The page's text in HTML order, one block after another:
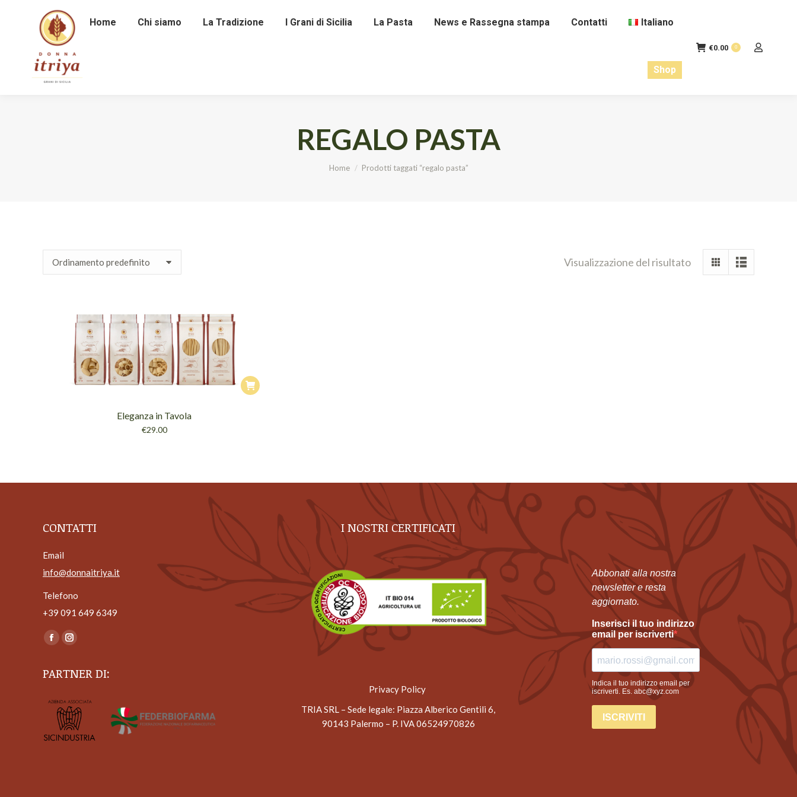
Home Chi siamo La Tradizione I Grani di Sicilia La Pasta News e Rassegna stampa Contatti Italiano
Shop
€0.00 0
REGALO PASTA
Tu sei qui:
Home Prodotti taggati “regalo pasta”
Visualizzazione del risultato
Eleganza in Tavola
€29.00
CONTATTI
Email
info@donnaitriya.it
Telefono
+39 ‎091 649 6349
Ci puoi trovare su:
Facebook
opens
new
window
Instagram
opens
new
window
PARTNER DI:
I NOSTRI CERTIFICATI
Privacy Policy
TRIA SRL – Sede legale: Piazza Alberico Gentili 6,
90143 Palermo – P. IVA 06524970826